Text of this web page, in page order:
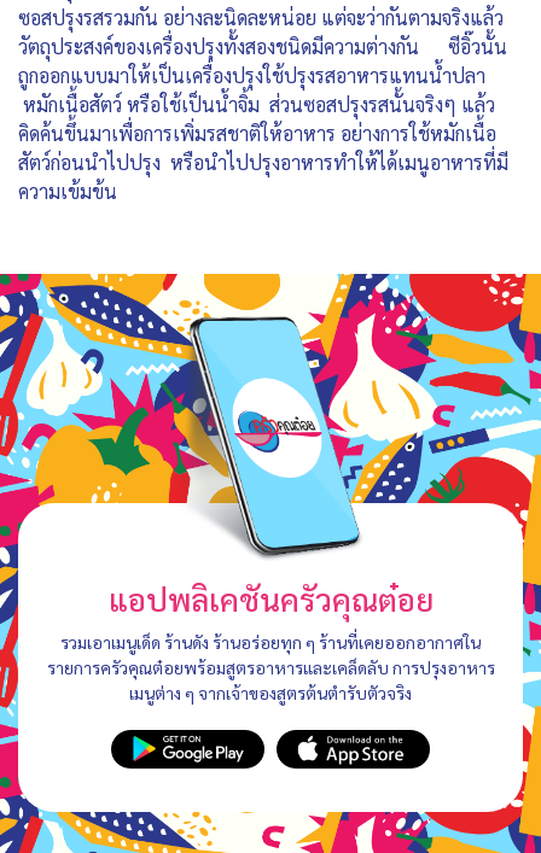
ซอสปรุงรสรวมกัน อย่างละนิดละหน่อย แต่จะว่ากันตามจริงแล้ว
วัตถุประสงค์ของเครื่องปรุงทั้งสองชนิดมีความต่างกัน ซีอิ๊วนั้น
ถูกออกแบบมาให้เป็นเครื่องปรุงใช้ปรุงรสอาหารแทนน้ำปลา
หมักเนื้อสัตว์ หรือใช้เป็นน้ำจิ้ม ส่วนซอสปรุงรสนั้นจริงๆ แล้ว
คิดค้นขึ้นมาเพื่อการเพิ่มรสชาติให้อาหาร อย่างการใช้หมักเนื้อ
สัตว์ก่อนนำไปปรุง หรือนำไปปรุงอาหารทำให้ได้เมนูอาหารที่มี
ความเข้มข้น
แอปพลิเคชันครัวคุณต๋อย
รวมเอาเมนูเด็ด ร้านดัง ร้านอร่อยทุก ๆ ร้านที่เคยออกอากาศใน
รายการครัวคุณต๋อยพร้อมสูตรอาหารและเคล็ดลับ การปรุงอาหาร
เมนูต่าง ๆ จากเจ้าของสูตรต้นตำรับตัวจริง